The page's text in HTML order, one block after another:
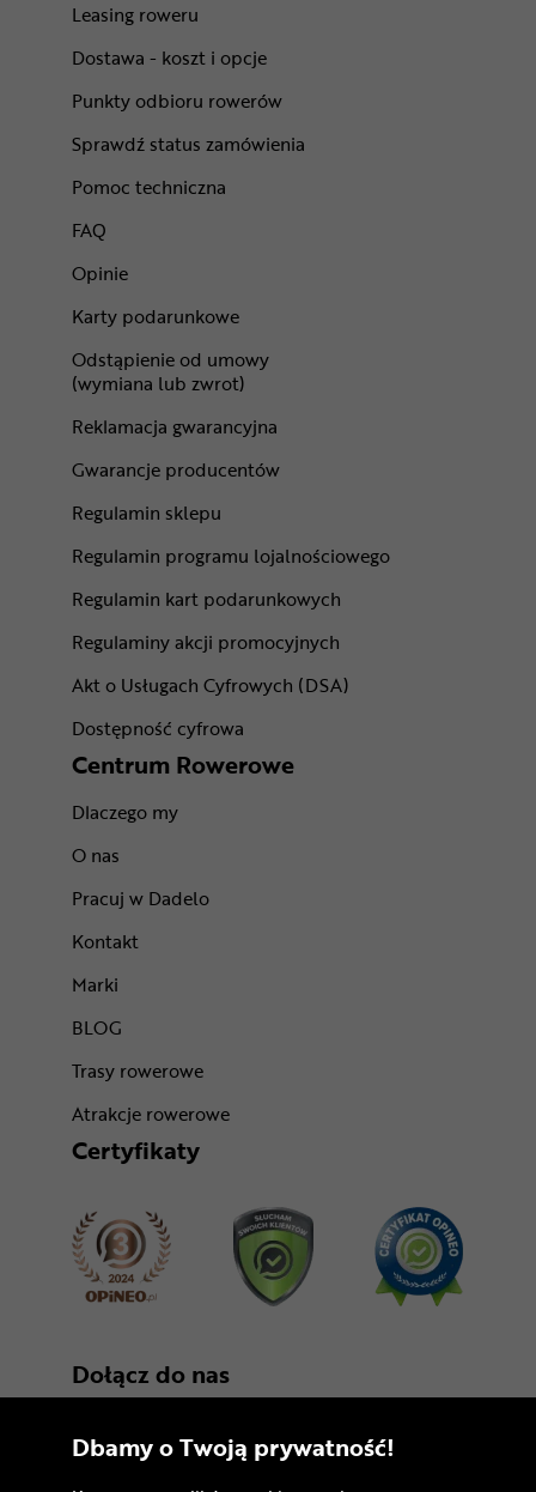
Leasing roweru
Dostawa - koszt i opcje
Punkty odbioru rowerów
Sprawdź status zamówienia
Pomoc techniczna
FAQ
Opinie
Karty podarunkowe
Odstąpienie od umowy
(wymiana lub zwrot)
Reklamacja gwarancyjna
Gwarancje producentów
Regulamin sklepu
Regulamin programu lojalnościowego
Regulamin kart podarunkowych
Regulaminy akcji promocyjnych
Akt o Usługach Cyfrowych (DSA)
Dostępność cyfrowa
Centrum Rowerowe
Dlaczego my
O nas
Pracuj w Dadelo
Kontakt
Marki
BLOG
Trasy rowerowe
Atrakcje rowerowe
Certyfikaty
Dołącz do nas
Dbamy o Twoją prywatność!